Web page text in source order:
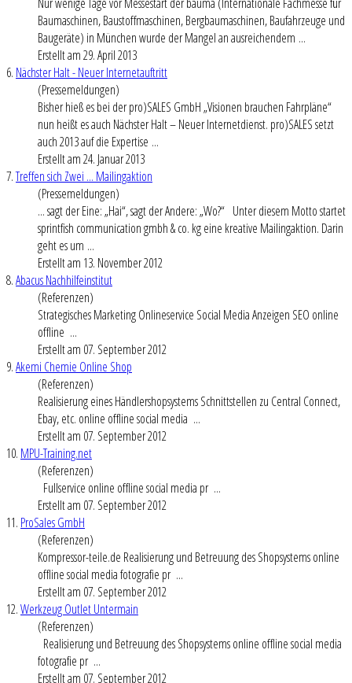
Baumaschinen, Baustoffmaschinen, Bergbaumaschinen, Baufahrzeuge und
Baugeräte) in München wurde der Mangel an ausreichendem ...
Erstellt am 29. April 2013
6. Nächster Halt - Neuer Internetauftritt
(Pressemeldungen)
Bisher hieß es bei der pro)SALES GmbH „Visionen brauchen Fahrpläne“
nun heißt es auch Nächster Halt – Neuer Internetdienst. pro)SALES setzt
auch 2013 auf die Expertise ...
Erstellt am 24. Januar 2013
7.Treffen sich Zwei ... Mailingaktion
(Pressemeldungen)
... sagt der Eine: „Hai“, sagt der Andere: „Wo?“ Unter diesem Motto startet
sprintfish communication gmbh & co. kg eine kreative Mailingaktion. Darin
geht es um ...
Erstellt am 13. November 2012
8.Abacus Nachhilfeinstitut
(Referenzen)
Strategisches Marketing Onlineservice Social MediaAnzeigen SEO online
offline ...
Erstellt am 07. September 2012
9.Akemi Chemie Online Shop
(Referenzen)
Realisierung eines Händlershopsystems Schnittstellen zu Central Connect,
Ebay, etc. online offlinesocial media ...
Erstellt am 07. September 2012
10. MPU-Training.net
(Referenzen)
Fullservice online offlinesocial media pr ...
Erstellt am 07. September 2012
11. ProSales GmbH
(Referenzen)
Kompressor-teile.de Realisierung und Betreuung des Shopsystems online
offlinesocial mediafotografie pr ...
Erstellt am 07. September 2012
12.Werkzeug Outlet Untermain
(Referenzen)
Realisierung und Betreuung des Shopsystems online offlinesocial media
fotografie pr ...
Erstellt am 07. September 2012